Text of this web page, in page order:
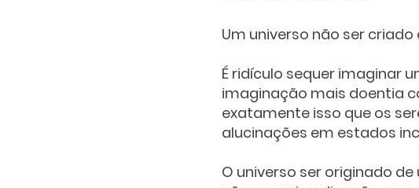
Um universo não ser
É ridículo sequer imaginar
imaginação mais doentia
exatamente isso que os
alucinações em estados
O universo ser originado